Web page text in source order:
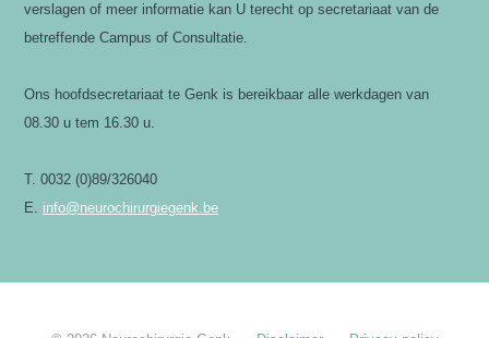
verslagen of meer informatie kan U terecht op secretariaat van de
betreffende Campus of Consultatie.
Ons hoofdsecretariaat te Genk is bereikbaar alle werkdagen van
08.30 u tem 16.30 u.
T. 0032 (0)89/326040
E. info@neurochirurgiegenk.be